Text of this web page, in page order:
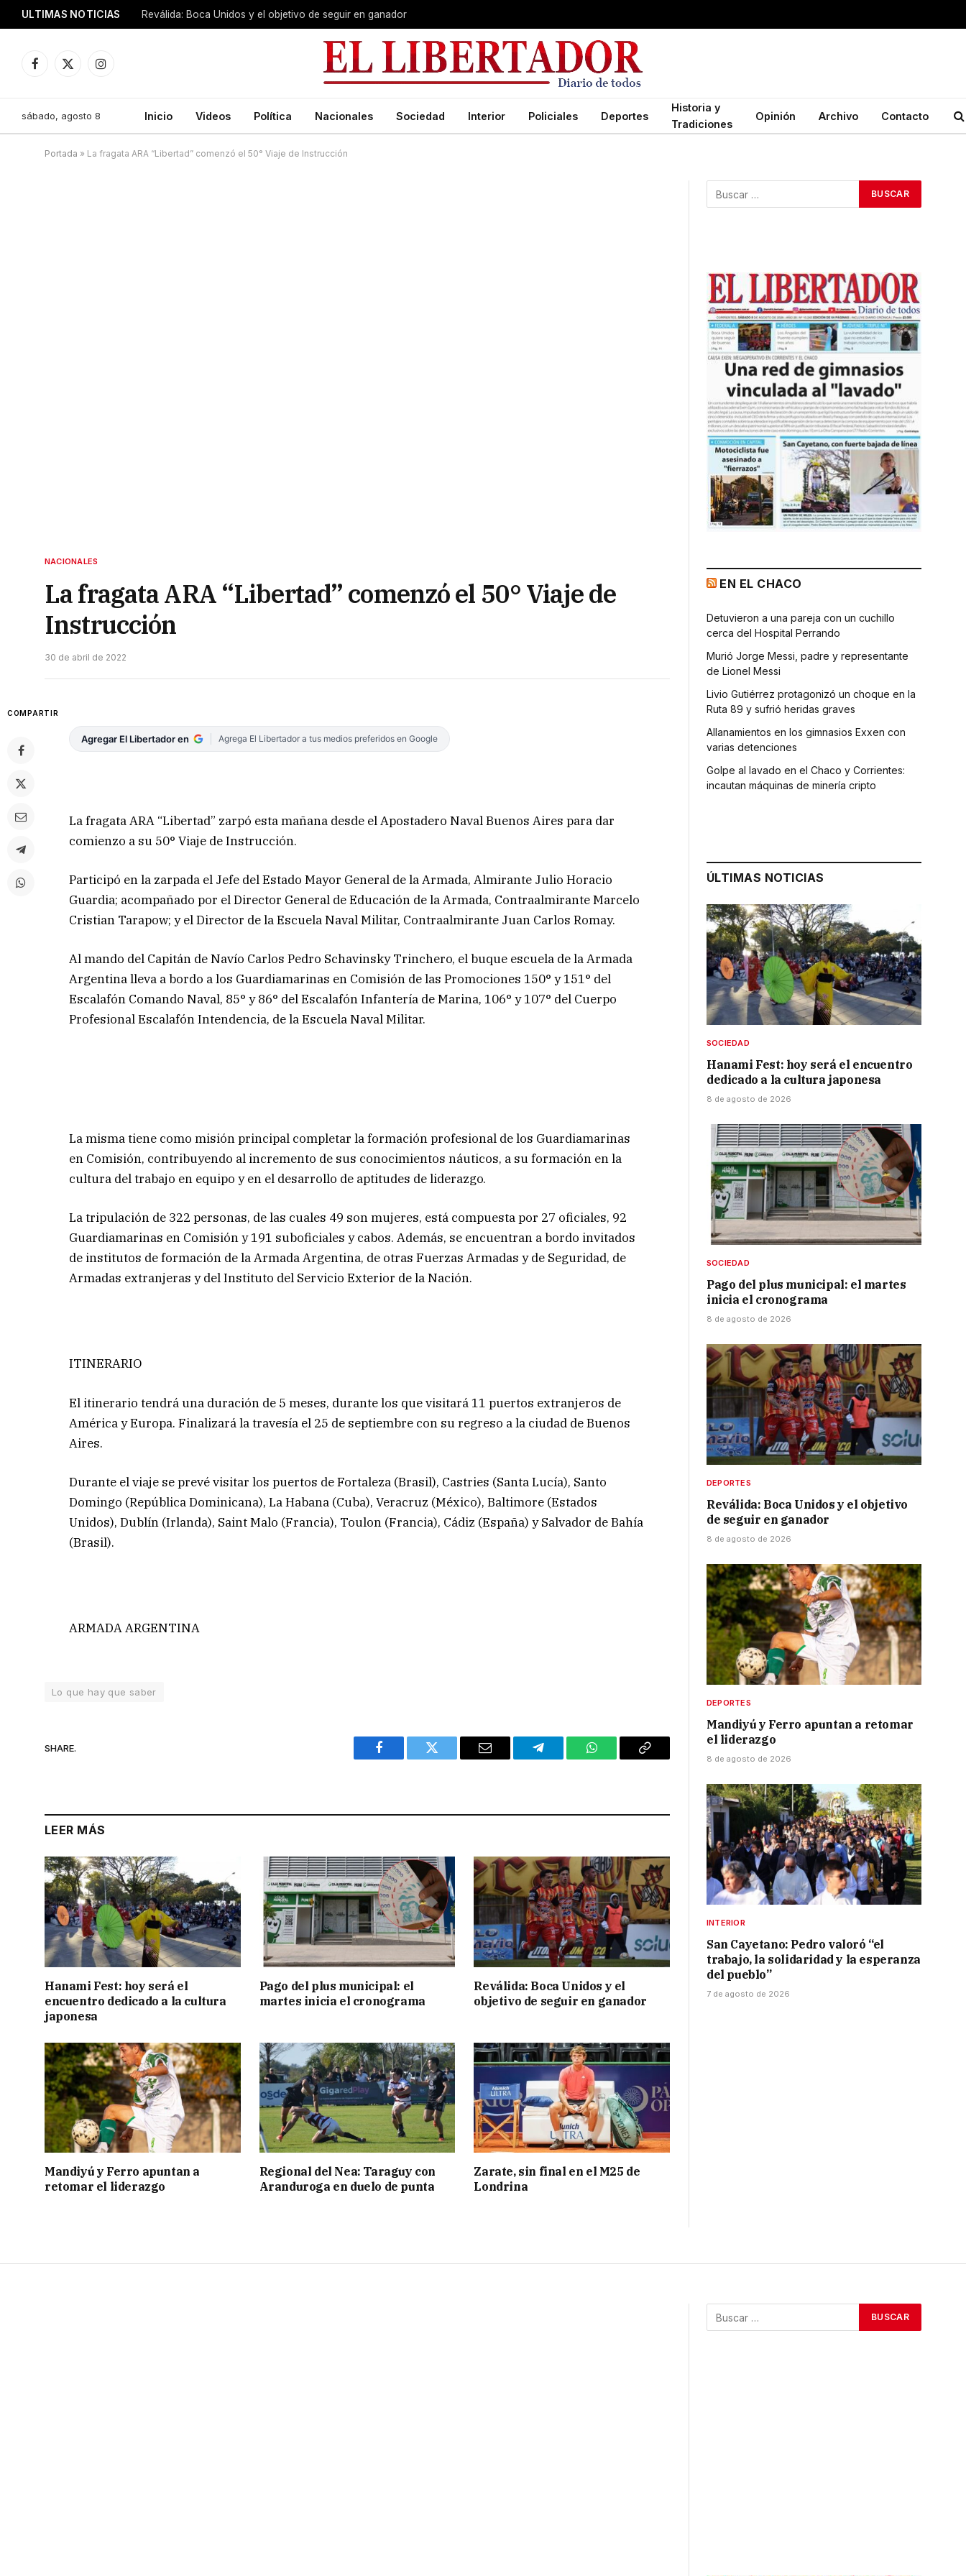
ULTIMAS NOTICIAS Reválida: Boca Unidos y el objetivo de seguir en ganador
Facebook
X
Instagram
sábado, agosto 8 Inicio Videos Política Nacionales Sociedad Interior Policiales Deportes
Historia y
Tradiciones
Opinión Archivo Contacto
Portada » La fragata ARA “Libertad” comenzó el 50° Viaje de Instrucción
NACIONALES
La fragata ARA “Libertad” comenzó el 50° Viaje de
Instrucción
30 de abril de 2022
COMPARTIR
Agregar El Libertador en Agrega El Libertador a tus medios preferidos en Google
La fragata ARA “Libertad” zarpó esta mañana desde el Apostadero Naval Buenos Aires para dar
comienzo a su 50° Viaje de Instrucción.
Participó en la zarpada el Jefe del Estado Mayor General de la Armada, Almirante Julio Horacio
Guardia; acompañado por el Director General de Educación de la Armada, Contraalmirante Marcelo
Cristian Tarapow; y el Director de la Escuela Naval Militar, Contraalmirante Juan Carlos Romay.
Al mando del Capitán de Navío Carlos Pedro Schavinsky Trinchero, el buque escuela de la Armada
Argentina lleva a bordo a los Guardiamarinas en Comisión de las Promociones 150° y 151° del
Escalafón Comando Naval, 85° y 86° del Escalafón Infantería de Marina, 106° y 107° del Cuerpo
Profesional Escalafón Intendencia, de la Escuela Naval Militar.
La misma tiene como misión principal completar la formación profesional de los Guardiamarinas
en Comisión, contribuyendo al incremento de sus conocimientos náuticos, a su formación en la
cultura del trabajo en equipo y en el desarrollo de aptitudes de liderazgo.
La tripulación de 322 personas, de las cuales 49 son mujeres, está compuesta por 27 oficiales, 92
Guardiamarinas en Comisión y 191 suboficiales y cabos. Además, se encuentran a bordo invitados
de institutos de formación de la Armada Argentina, de otras Fuerzas Armadas y de Seguridad, de
Armadas extranjeras y del Instituto del Servicio Exterior de la Nación.
ITINERARIO
El itinerario tendrá una duración de 5 meses, durante los que visitará 11 puertos extranjeros de
América y Europa. Finalizará la travesía el 25 de septiembre con su regreso a la ciudad de Buenos
Aires.
Durante el viaje se prevé visitar los puertos de Fortaleza (Brasil), Castries (Santa Lucía), Santo
Domingo (República Dominicana), La Habana (Cuba), Veracruz (México), Baltimore (Estados
Unidos), Dublín (Irlanda), Saint Malo (Francia), Toulon (Francia), Cádiz (España) y Salvador de Bahía
(Brasil).
ARMADA ARGENTINA
Lo que hay que saber
SHARE.
Facebook Twitter Email Telegram WhatsAppCopy
LEER MÁS
Hanami Fest: hoy será el
encuentro dedicado a la cultura
japonesa
Pago del plus municipal: el
martes inicia el cronograma
Reválida: Boca Unidos y el
objetivo de seguir en ganador
Mandiyú y Ferro apuntan a
retomar el liderazgo
Regional del Nea: Taraguy con
Aranduroga en duelo de punta
Zarate, sin final en el M25 de
Londrina
EN EL CHACO
Detuvieron a una pareja con un cuchillo
cerca del Hospital Perrando
Murió Jorge Messi, padre y representante
de Lionel Messi
Livio Gutiérrez protagonizó un choque en la
Ruta 89 y sufrió heridas graves
Allanamientos en los gimnasios Exxen con
varias detenciones
Golpe al lavado en el Chaco y Corrientes:
incautan máquinas de minería cripto
ÚLTIMAS NOTICIAS
SOCIEDAD
Hanami Fest: hoy será el encuentro
dedicado a la cultura japonesa
8 de agosto de 2026
SOCIEDAD
Pago del plus municipal: el martes
inicia el cronograma
8 de agosto de 2026
DEPORTES
Reválida: Boca Unidos y el objetivo
de seguir en ganador
8 de agosto de 2026
DEPORTES
Mandiyú y Ferro apuntan a retomar
el liderazgo
8 de agosto de 2026
INTERIOR
San Cayetano: Pedro valoró “el
trabajo, la solidaridad y la esperanza
del pueblo”
7 de agosto de 2026